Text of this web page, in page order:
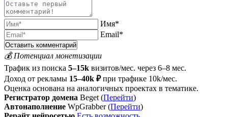
Имя*
Email*
💰 Потенциал монетизации
Трафик из поиска 5–15k визитов/мес. через 6–8 мес.
Доход от рекламы 15–40k ₽ при трафике 10k/мес.
Оценка основана на аналогичных проектах в тематике.
Регистратор домена Beget (Перейти)
Автонаполнение WpGrabber (Перейти)